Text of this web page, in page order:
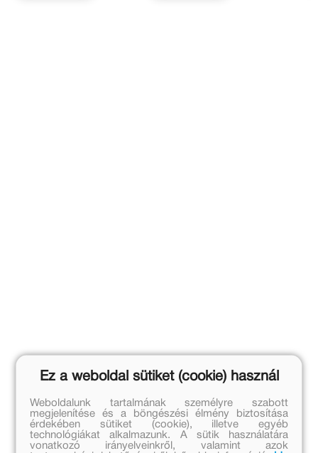
Ez a weboldal sütiket (cookie) használ
Weboldalunk tartalmának személyre szabott
megjelenítése és a böngészési élmény biztosítása
érdekében sütiket (cookie), illetve egyéb
technológiákat alkalmazunk. A sütik használatára
vonatkozó irányelveinkről, valamint azok